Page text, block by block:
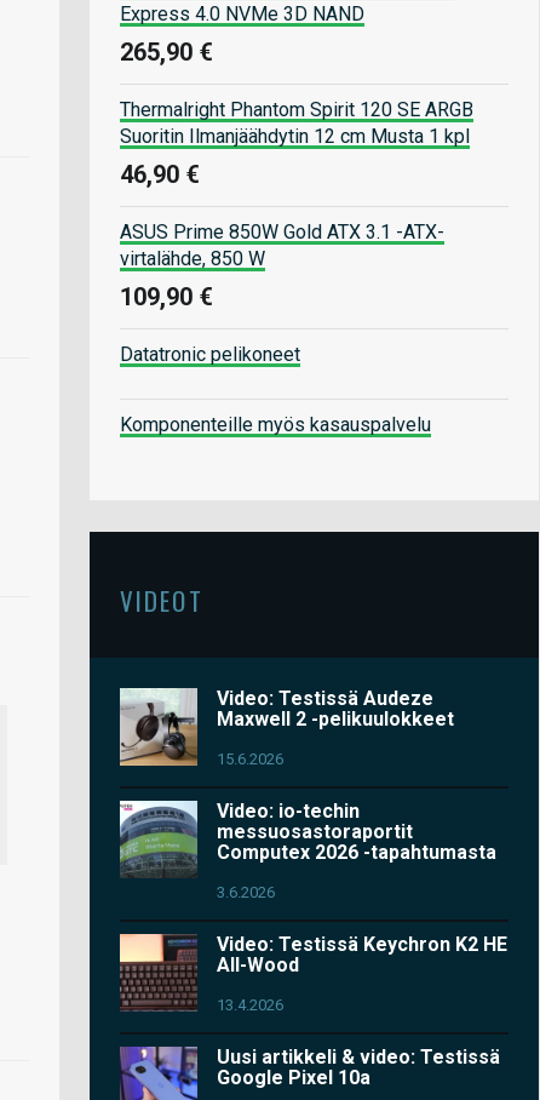
Express 4.0 NVMe 3D NAND
265,90 €
Thermalright Phantom Spirit 120 SE ARGB
Suoritin Ilmanjäähdytin 12 cm Musta 1 kpl
46,90 €
ASUS Prime 850W Gold ATX 3.1 -ATX-
virtalähde, 850 W
109,90 €
Datatronic pelikoneet
Komponenteille myös kasauspalvelu
VIDEOT
Video: Testissä Audeze
Maxwell 2 -pelikuulokkeet
15.6.2026
Video: io-techin
messuosastoraportit
Computex 2026 -tapahtumasta
3.6.2026
Video: Testissä Keychron K2 HE
All-Wood
13.4.2026
Uusi artikkeli & video: Testissä
Google Pixel 10a